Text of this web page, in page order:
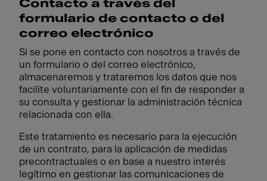
Contacto a través del
formulario de contacto o del
correo electrónico
Si se pone en contacto con nosotros a través de
un formulario o del correo electrónico,
almacenaremos y trataremos los datos que nos
facilite voluntariamente con el fin de responder a
su consulta y gestionar la administración técnica
relacionada con ella.
Este tratamiento es necesario para la ejecución
de un contrato, para la aplicación de medidas
precontractuales o en base a nuestro interés
legítimo en gestionar las comunicaciones de